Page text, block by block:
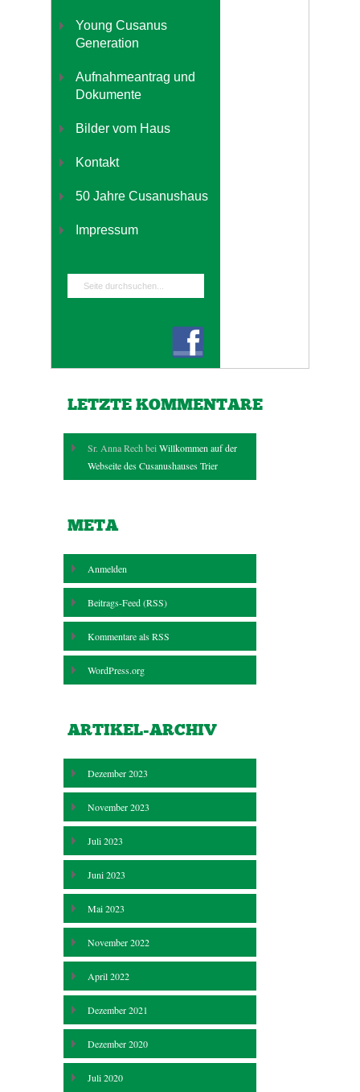
Young Cusanus
Generation
Aufnahmeantrag und
Dokumente
Bilder vom Haus
Kontakt
50 Jahre Cusanushaus
Impressum
LETZTE KOMMENTARE
Sr. Anna Rech beiWillkommen auf der
Webseite des Cusanushauses Trier
META
Anmelden
Beitrags-Feed (RSS)
Kommentare alsRSS
WordPress.org
ARTIKEL-ARCHIV
Dezember 2023
November 2023
Juli 2023
Juni 2023
Mai 2023
November 2022
April 2022
Dezember 2021
Dezember 2020
Juli 2020